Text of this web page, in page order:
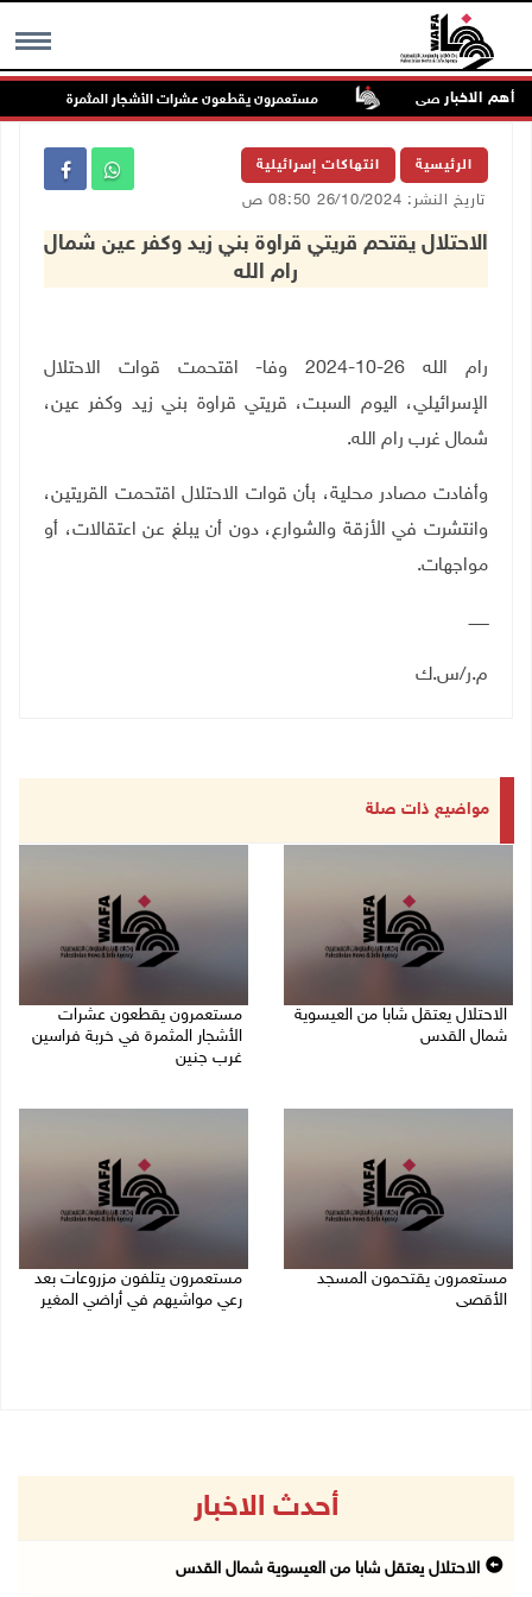
MENU أهم الاخبار
الأقصى مستعمرون يقطعون عشرات الأشجار المثمرة في خربة
الرئيسية انتهاكات إسرائيلية
تاريخ النشر: 26/10/2024 08:50 ص
الاحتلال يقتحم قريتي قراوة بني زيد وكفر عين شمال
رام الله
رام الله 26-10-2024 وفا- اقتحمت قوات الاحتلال
الإسرائيلي، اليوم السبت، قريتي قراوة بني زيد وكفر عين،
شمال غرب رام الله.
وأفادت مصادر محلية، بأن قوات الاحتلال اقتحمت القريتين،
وانتشرت في الأزقة والشوارع، دون أن يبلغ عن اعتقالات، أو
مواجهات.
ــــــــ
م.ر/س.ك
مواضيع ذات صلة
الاحتلال يعتقل شابا من العيسوية
شمال القدس
مستعمرون يقطعون عشرات
الأشجار المثمرة في خربة فراسين
غرب جنين
مستعمرون يقتحمون المسجد
الأقصى
مستعمرون يتلفون مزروعات بعد
رعي مواشيهم في أراضي المغير
أحدث الاخبار
الاحتلال يعتقل شابا من العيسوية شمال القدس